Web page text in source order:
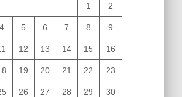
1 2
4 5 6 7 8 9
12 13 14 15 16
19 20 21 22 23
26 27 28 29 30